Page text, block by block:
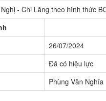
- Chi Lăng theo hình thức
26/07/2024
Đã có hiệu lực
Phùng Văn Nghĩa